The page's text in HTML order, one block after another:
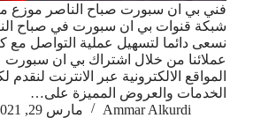
فني بي ان سبورت صباح الناصر موزع
شبكة قنوات بي ان سبورت في صباح
نسعى دائما لتسهيل عملية التواصل مع
عملائنا من خلال اشتراك بي ان سبورت
المواقع الالكترونية عبر الانترنت لنقدم
الخدمات والعروض المميزة على…
Ammar Alkurdi
مارس 29, 2021